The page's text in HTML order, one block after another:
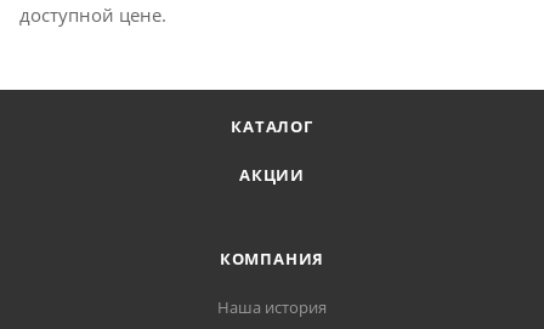
доступной цене.
КАТАЛОГ
АКЦИИ
КОМПАНИЯ
Наша история